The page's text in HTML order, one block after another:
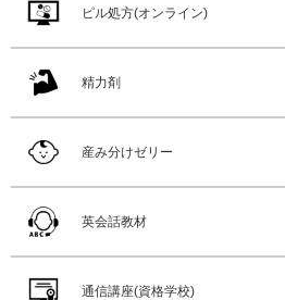
ピル処方(オンライン)
精力剤
産み分けゼリー
英会話教材
通信講座(資格学校)